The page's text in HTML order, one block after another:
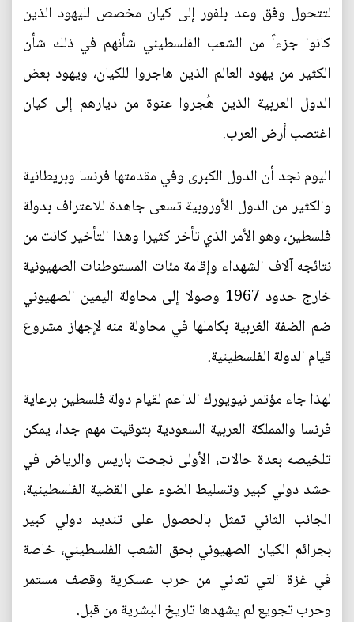
لتتحول وفق وعد بلفور إلى كيان مخصص لليهود الذين
كانوا جزءاً من الشعب الفلسطيني شأنهم في ذلك شأن
الكثير من يهود العالم الذين هاجروا للكيان، ويهود بعض
الدول العربية الذين هُجروا عنوة من ديارهم إلى كيان
اغتصب أرض العرب.
اليوم نجد أن الدول الكبرى وفي مقدمتها فرنسا وبريطانية
والكثير من الدول الأوروبية تسعى جاهدة للاعتراف بدولة
فلسطين، وهو الأمر الذي تأخر كثيرا وهذا التأخير كانت من
نتائجه آلاف الشهداء وإقامة مئات المستوطنات الصهيونية
خارج حدود 1967 وصولا إلى محاولة اليمين الصهيوني
ضم الضفة الغربية بكاملها في محاولة منه لإجهاز مشروع
قيام الدولة الفلسطينية.
لهذا جاء مؤتمر نيويورك الداعم لقيام دولة فلسطين برعاية
فرنسا والمملكة العربية السعودية بتوقيت مهم جدا، يمكن
تلخيصه بعدة حالات، الأولى نجحت باريس والرياض في
حشد دولي كبير وتسليط الضوء على القضية الفلسطينية،
الجانب الثاني تمثل بالحصول على تنديد دولي كبير
بجرائم الكيان الصهيوني بحق الشعب الفلسطيني، خاصة
في غزة التي تعاني من حرب عسكرية وقصف مستمر
وحرب تجويع لم يشهدها تاريخ البشرية من قبل.